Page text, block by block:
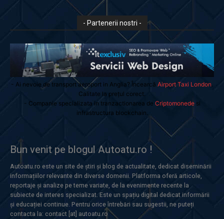
- Partenerii nostri -
- Ai nevoie de transport aeroport in Anglia? Încearcă Airport Taxi London
Calitate la prețul corect.
- Companie specializata in tranzactionarea de Criptomonedesi
infrastructura blockchain.
Bun venit pe blogul Autoatu.ro !
Autoatu.ro este un site de știri și blog de actualitate, dedicat diseminării
informațiilor relevante din diverse domenii. Platforma oferă articole,
reportaje și analize pe teme variate, de la evenimente recente la
subiecte de interes specializat. Este un spațiu digital dedicat informării
și educației continue. Pentru orice întrebări sau sugestii, ne puteți
contacta la: contact [at] autoatu.ro